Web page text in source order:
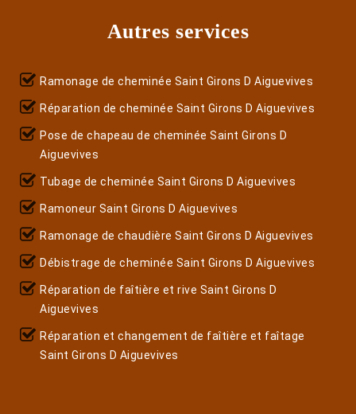
Autres services
Ramonage de cheminée Saint Girons D Aiguevives
Réparation de cheminée Saint Girons D Aiguevives
Pose de chapeau de cheminée Saint Girons D
Aiguevives
Tubage de cheminée Saint Girons D Aiguevives
Ramoneur Saint Girons D Aiguevives
Ramonage de chaudière Saint Girons D Aiguevives
Débistrage de cheminée Saint Girons D Aiguevives
Réparation de faîtière et rive Saint Girons D
Aiguevives
Réparation et changement de faîtière et faîtage
Saint Girons D Aiguevives